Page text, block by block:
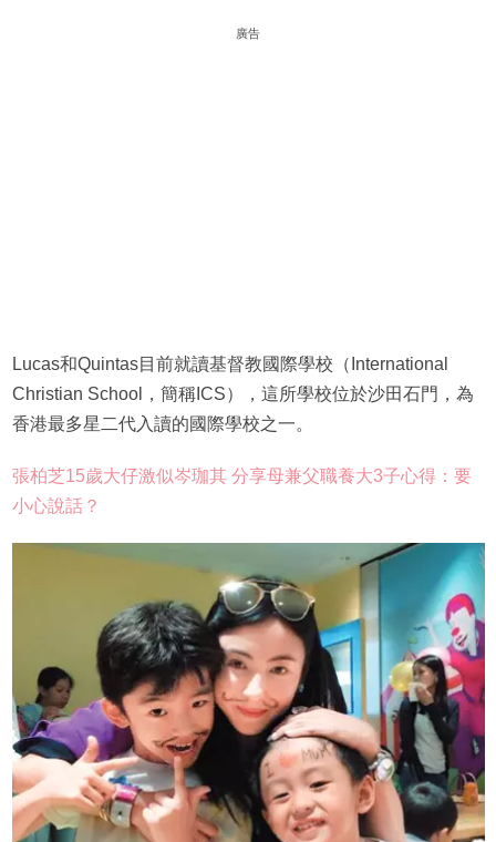
廣告
Lucas和Quintas目前就讀基督教國際學校（International
Christian School，簡稱ICS），這所學校位於沙田石門，為
香港最多星二代入讀的國際學校之一。
張柏芝15歲大仔激似岑珈其 分享母兼父職養大3子心得：要
小心說話？